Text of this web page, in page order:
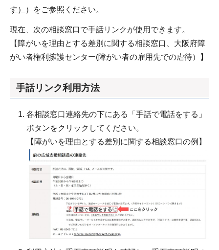
す）
）をご参照ください。
現在、次の相談窓口で手話リンクが使用できます。
【障がいを理由とする差別に関する相談窓口、大阪府障
がい者権利擁護センター(障がい者の雇用先での虐待）】
手話リンク利用方法
各相談窓口連絡先の下にある「手話で電話をする」
ボタンをクリックしてください。
【障がいを理由とする差別に関する相談窓口の例】